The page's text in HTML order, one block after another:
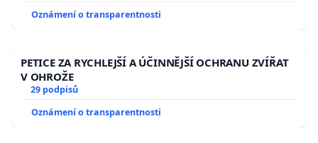
Oznámení o transparentnosti
PETICE ZA RYCHLEJŠÍ A ÚČINNĚJŠÍ OCHRANU ZVÍŘAT
V OHROŽE
29 podpisů
Oznámení o transparentnosti